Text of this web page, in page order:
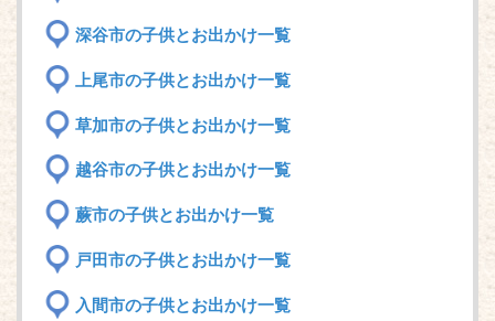
深谷市の子供とお出かけ一覧
上尾市の子供とお出かけ一覧
草加市の子供とお出かけ一覧
越谷市の子供とお出かけ一覧
蕨市の子供とお出かけ一覧
戸田市の子供とお出かけ一覧
入間市の子供とお出かけ一覧